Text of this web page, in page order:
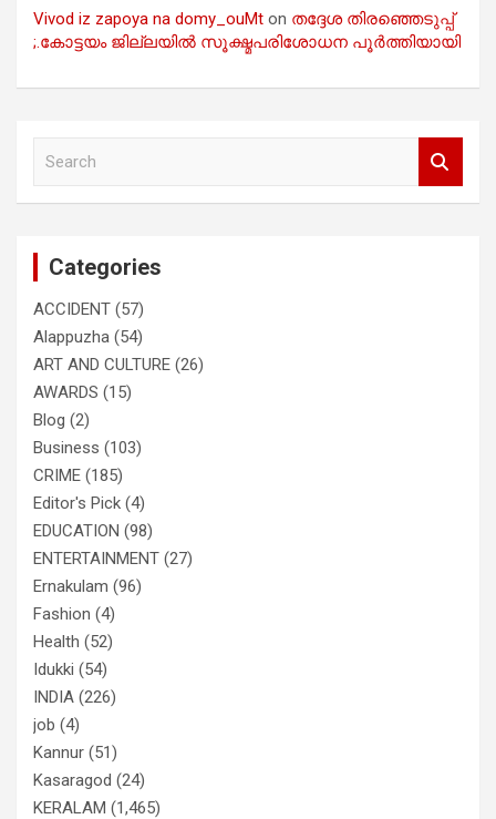
Vivod iz zapoya na domy_ouMt on തദ്ദേശ തിരഞ്ഞെടുപ്പ്
;.കോട്ടയം ജില്ലയിൽ സൂക്ഷ്മപരിശോധന പൂർത്തിയായി
Categories
ACCIDENT (57)
Alappuzha (54)
ART AND CULTURE (26)
AWARDS (15)
Blog (2)
Business (103)
CRIME (185)
Editor's Pick (4)
EDUCATION (98)
ENTERTAINMENT (27)
Ernakulam (96)
Fashion (4)
Health (52)
Idukki (54)
INDIA (226)
job (4)
Kannur (51)
Kasaragod (24)
KERALAM (1,465)